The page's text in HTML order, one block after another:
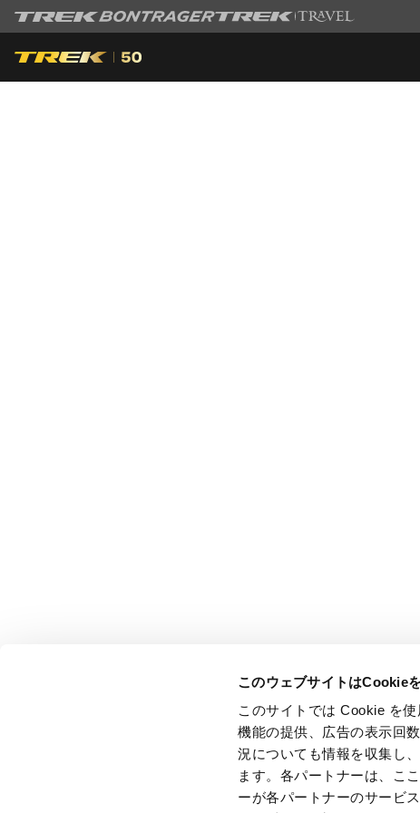
このウェブサイトはCookie
このサイトでは Cookie を
機能の提供、広告の表示回
況についても情報を収集し
ます。各パートナーは、こ
ーが各パートナーのサービ